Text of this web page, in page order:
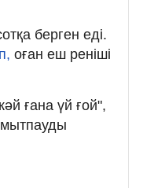
берген еді.
оған еш реніші
ғана үй ғой",